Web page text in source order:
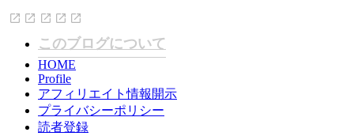
このブログについて
HOME
Profile
アフィリエイト情報開示
プライバシーポリシー
読者登録